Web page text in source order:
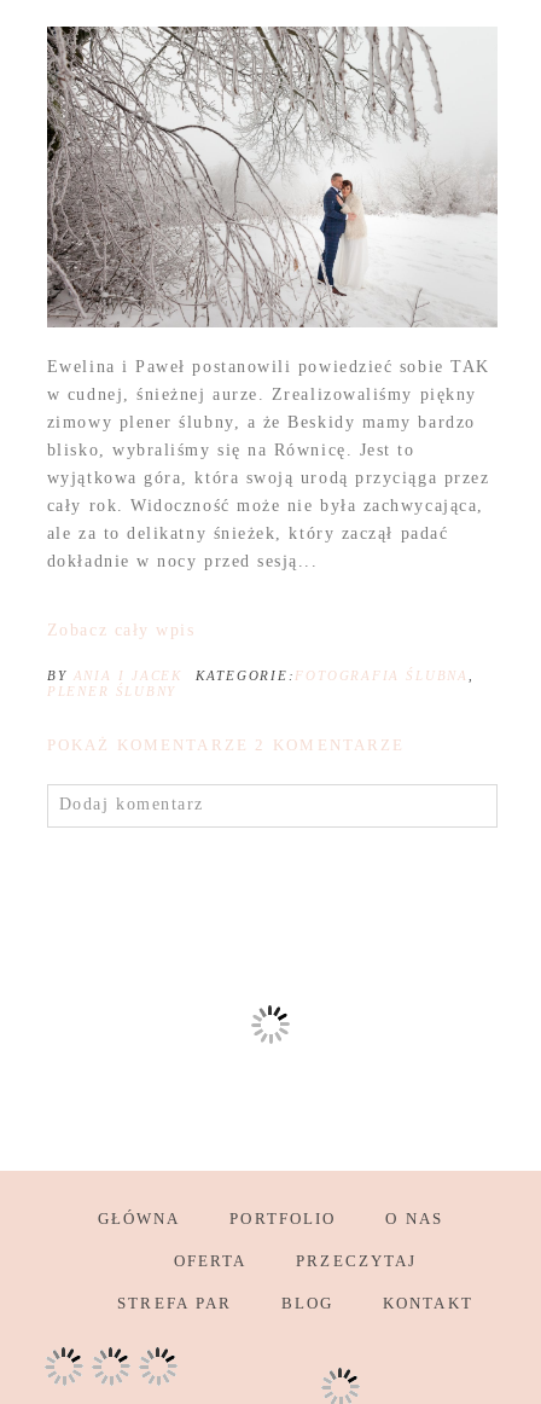
Ewelina i Paweł postanowili powiedzieć sobie TAK
w cudnej, śnieżnej aurze. Zrealizowaliśmy piękny
zimowy plener ślubny, a że Beskidy mamy bardzo
blisko, wybraliśmy się na Równicę. Jest to
wyjątkowa góra, która swoją urodą przyciąga przez
cały rok. Widoczność może nie była zachwycająca,
ale za to delikatny śnieżek, który zaczął padać
dokładnie w nocy przed sesją...
Zobacz cały wpis
BY ANIA I JACEK KATEGORIE: FOTOGRAFIA ŚLUBNA
PLENER ŚLUBNY
POKAŻ KOMENTARZE 2 KOMENTARZE
Dodaj komentarz
GŁÓWNA PORTFOLIO O NAS
OFERTA PRZECZYTAJ
STREFA PAR BLOG KONTAKT